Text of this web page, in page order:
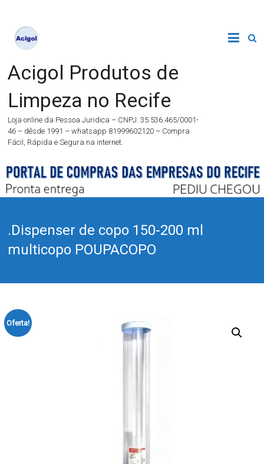
Acigol Produtos de
Limpeza no Recife
Loja online da Pessoa Juridica – CNPJ: 35.536.465/0001-
46 – dêsde 1991 – whatsapp 81999602120 – Compra
Fácil, Rápida e Segura na internet.
.Dispenser de copo 150-200 ml
multicopo POUPACOPO
Oferta!